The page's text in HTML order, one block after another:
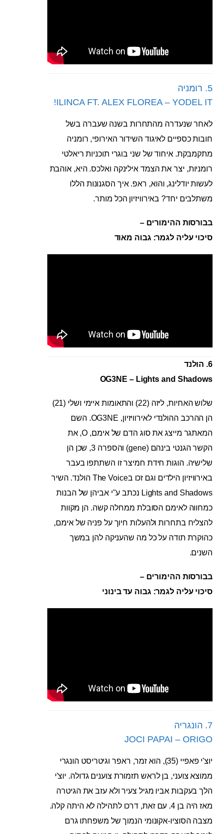
5. רומניה
ILINCA FT. ALEX FLOREA – YODEL IT!
לאחר שנעדרה מהתחרות בשנה שעברה בשל
חובות כספיים לאיגוד השידור האירופי, רומניה
מתקמבקת. איחוד של שני בוגרי תוכניות ריאלטי
רומניות, יצר את הצמד אילינקה ואלכס. היא, אוהבת
לעשות יודלינג, והוא, ראפ. איך הסגנונות הללו
משתלבים יחד? באירוויזיון הכל מותר.
בבורסות ההימורים –
סיכוי עליה לגמר: גבוה מאוד
6. הולנד
OG3NE – Lights and Shadows
שלוש האחיות, ליזה (22) והתאומות איימי ושלי (21)
הן ההרכב ההולנדי לאירוויזיון, OG3NE. השם
המאתגר מייצג את סוג הדם של אימם, O, את
הקשר הגנטי בינהם (gene) והספרה 3, שכן הן
שלישיה. הוגות חידת חמיצר זו השתתפו בעבר
באירוויזיון הילדים וגם זכו בThe Voice הולנד. השיר
Lights and Shadows נכתב ע"י אביהן של הבנות
כמחווה לאימם הסובלת ממחלה קשה. הן מקוות
להצליח בתחרות ולהעלות חיוך על פניה של אימם,
כהוקרת תודה על כל מה שהעניקה להן במשך
השנים.
בבורסות ההימורים –
סיכוי עליה לגמר: גבוה עד בינוני
7. הונגריה
JOCI PAPAI – ORIGO
יוצ'י פאפיי (35), הוא זמר, ראפר וגיטריסט הונגרי
ממוצא צועני, בן לראש תזמורת צוענים גדולה. יוצ'י
הלך בעקבות אביו מגיל צעיר ולא עזב את הגיטרה
מאז היה בן 4. עם זאת, דרכו לתהילה לא היתה קלה.
מצבה הסוציו-אקונומי הנמוך של משפחתו גרם